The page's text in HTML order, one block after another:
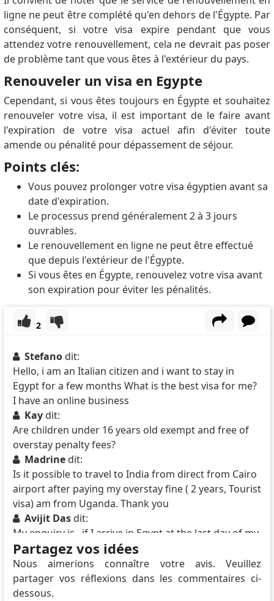
ligne ne peut être complété qu'en dehors de l'Égypte. Par
conséquent, si votre visa expire pendant que vous
attendez votre renouvellement, cela ne devrait pas poser
de problème tant que vous êtes à l'extérieur du pays.
Renouveler un visa en Egypte
Cependant, si vous êtes toujours en Égypte et souhaitez
renouveler votre visa, il est important de le faire avant
l'expiration de votre visa actuel afin d'éviter toute
amende ou pénalité pour dépassement de séjour.
Points clés:
Vous pouvez prolonger votre visa égyptien avant sa
date d'expiration.
Le processus prend généralement 2 à 3 jours
ouvrables.
Le renouvellement en ligne ne peut être effectué
que depuis l'extérieur de l'Égypte.
Si vous êtes en Égypte, renouvelez votre visa avant
son expiration pour éviter les pénalités.
2
Stefano dit:
Hello, i am an Italian citizen and i want to stay in
Egypt for a few months What is the best visa for me?
I have an online business
Kay dit:
Are children under 16 years old exempt and free of
overstay penalty fees?
Madrine dit:
Is it possible to travel to India from direct from Cairo
airport after paying my overstay fine ( 2 years, Tourist
visa) am from Uganda. Thank you
Avijit Das dit:
My enquiry is , if I arrive in Egypt at the last day of my
E visa validity date than can I stay for upto 30 days in
Egypt from arriving date?
Partagez vos idées
Nous aimerions connaître votre avis. Veuillez
partager vos réflexions dans les commentaires ci-
dessous.